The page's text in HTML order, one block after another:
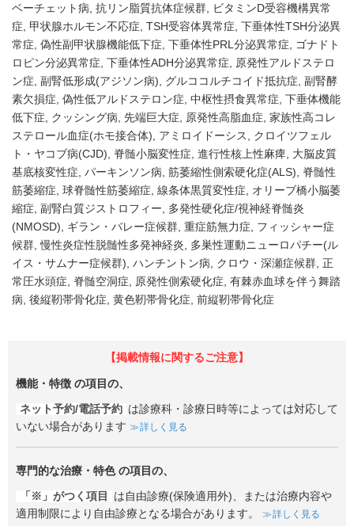
ベーチェット病 抗リン脂質抗体症候群
ビタミンD受容機構異常
症
甲状腺ホルモン不応症 TSH受容体異常症 下垂体性TSH分泌異
常症 偽性副甲状腺機能低下症 下垂体性PRL分泌異常症
ゴナドト
ロピン分泌異常症 下垂体性ADH分泌異常症
原発性アルドステロ
ン症 副腎低形成(アジソン病) グルココルチコイド抵抗症 副腎酵
素欠損症 偽性低アルドステロン症 中枢性摂食異常症 下垂体機能
低下症
クッシング病 先端巨大症 原発性高脂血症 家族性高コレ
ステロール血症(ホモ接合体)
アミロイドーシス
クロイツフェル
ト・ヤコブ病(CJD)
脊髄小脳変性症 進行性核上性麻痺 大脳皮質
基底核変性症 パーキンソン病 筋萎縮性側索硬化症(ALS)
脊髄性
筋萎縮症 球脊髄性筋萎縮症 線条体黒質変性症
オリーブ橋小脳萎
縮症 副腎白質ジストロフィー
多発性硬化症/視神経脊髄炎
(NMOSD)
ギラン・バレー症候群 重症筋無力症
フィッシャー症
候群 慢性炎症性脱髄性多発神経炎
多巣性運動ニューロパチー(ル
イス・サムナー症候群) ハンチントン病 クロウ・深瀬症候群 正
常圧水頭症
脊髄空洞症 原発性側索硬化症 有棘赤血球を伴う舞踏
病 後縦靭帯骨化症 黄色靭帯骨化症 前縦靭帯骨化症
【掲載情報に関するご注意】
機能・特徴 の項目の、
ネット予約/電話予約 は診療科・診療日時等によっては対応して
いない場合があります
詳しく見る
専門的な治療・特色の項目の、
「※」がつく項目
は自由診療(保険適用外)、または治療内容や
適用制限により自由診療となる場合があります。
詳しく見る